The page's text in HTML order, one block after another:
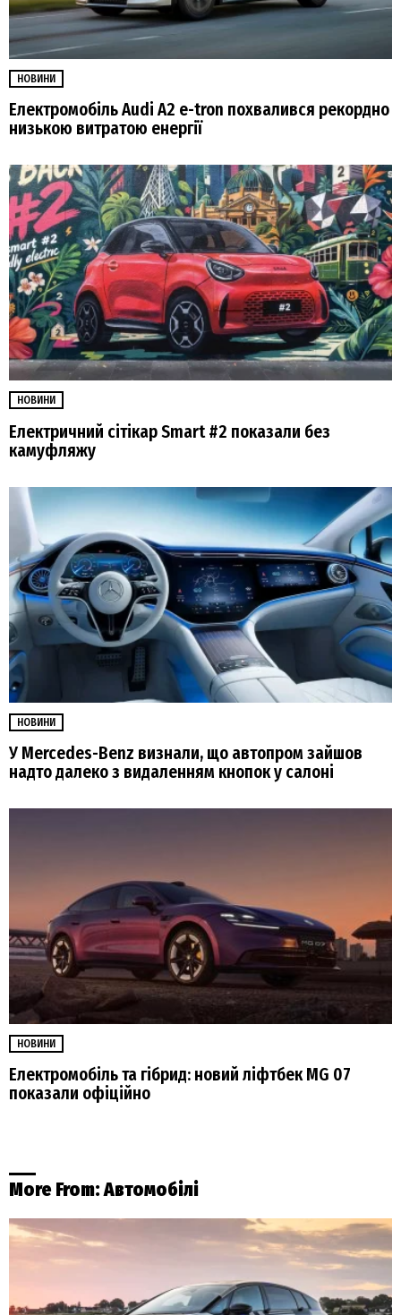
НОВИНИ
Електромобіль Audi A2 e-tron похвалився рекордно
низькою витратою енергії
НОВИНИ
Електричний сітікар Smart #2 показали без
камуфляжу
НОВИНИ
У Mercedes-Benz визнали, що автопром зайшов
надто далеко з видаленням кнопок у салоні
НОВИНИ
Електромобіль та гібрид: новий ліфтбек MG 07
показали офіційно
More From:Автомобілі